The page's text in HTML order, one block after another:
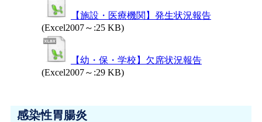
【施設・医療機関】発生状況報告
(Excel2007～:25 KB)
【幼・保・学校】欠席状況報告
(Excel2007～:29 KB)
感染性胃腸炎